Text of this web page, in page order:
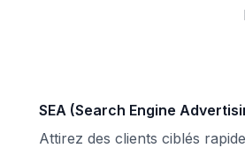
SEA (Search Engine
Attirez des clients ciblés